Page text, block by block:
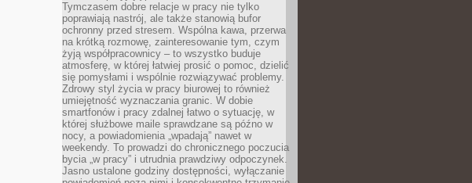
Tymczasem dobre relacje w pracy nie tylko
poprawiają nastrój, ale także stanowią bufor
ochronny przed stresem. Wspólna kawa, przerwa
na krótką rozmowę, zainteresowanie tym, czym
żyją współpracownicy – to wszystko buduje
atmosferę, w której łatwiej prosić o pomoc, dzielić
się pomysłami i wspólnie rozwiązywać problemy.
Zdrowy styl życia w pracy biurowej to również
umiejętność wyznaczania granic. W dobie
smartfonów i pracy zdalnej łatwo o sytuację, w
której służbowe maile sprawdzane są późno w
nocy, a powiadomienia „wpadają” nawet w
weekendy. To prowadzi do chronicznego poczucia
bycia „w pracy” i utrudnia prawdziwy odpoczynek.
Jasno ustalone godziny dostępności, wyłączanie